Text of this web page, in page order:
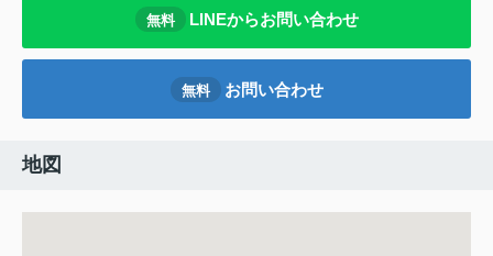
無料 LINEからお問い合わせ
無料 お問い合わせ
地図